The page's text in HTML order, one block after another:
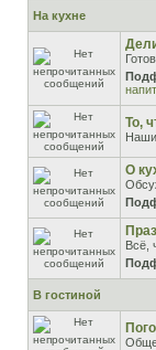
На кухне
То,
Наши
О
Всё,
В гостиной